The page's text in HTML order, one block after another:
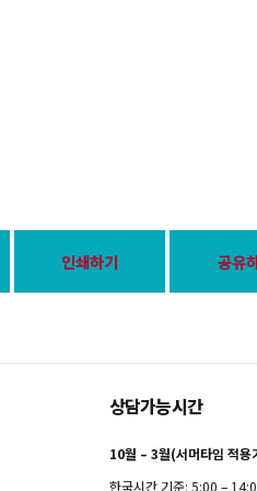
인쇄하기 공유
상담가능시간
10월 – 3월(서머타임 적용
한국시간 기준: 5:00 –